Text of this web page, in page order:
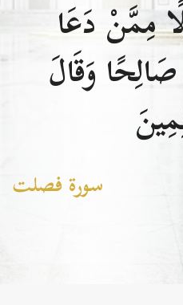
مِمَّنْ دَعَا
وَقَالَ
سورة فصلت